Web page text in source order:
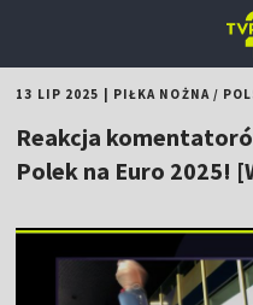
13 LIP 2025 PIŁKA NOŻNA/
Reakcja
Polek na Euro 2025!